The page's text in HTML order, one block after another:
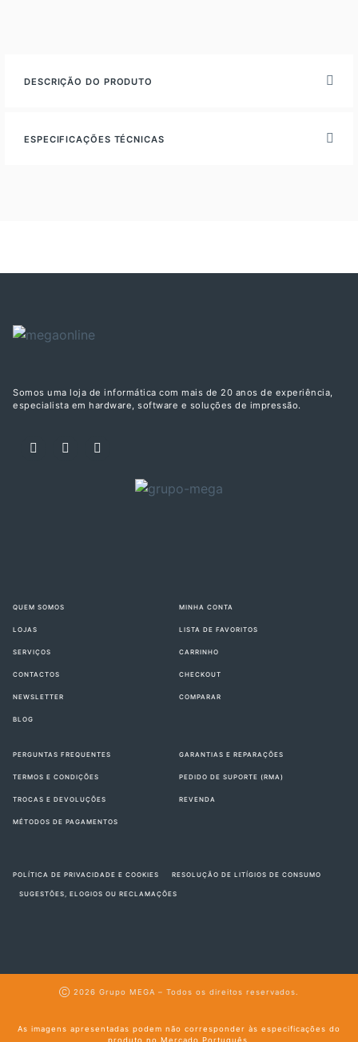
DESCRIÇÃO DO PRODUTO
ESPECIFICAÇÕES TÉCNICAS
Somos uma loja de informática com mais de 20 anos de experiência,
especialista em hardware, software e soluções de impressão.
QUEM SOMOS
LOJAS
SERVIÇOS
CONTACTOS
NEWSLETTER
BLOG
MINHA CONTA
LISTA DE FAVORITOS
CARRINHO
CHECKOUT
COMPARAR
PERGUNTAS FREQUENTES
TERMOS E CONDIÇÕES
TROCAS E DEVOLUÇÕES
MÉTODOS DE PAGAMENTOS
GARANTIAS E REPARAÇÕES
PEDIDO DE SUPORTE (RMA)
REVENDA
POLÍTICA DE PRIVACIDADE E COOKIES RESOLUÇÃO DE LITÍGIOS DE CONSUMO
SUGESTÕES, ELOGIOS OU RECLAMAÇÕES
Ⓒ 2026 Grupo MEGA – Todos os direitos reservados.
As imagens apresentadas podem não corresponder às especificações do
produto no Mercado Português.